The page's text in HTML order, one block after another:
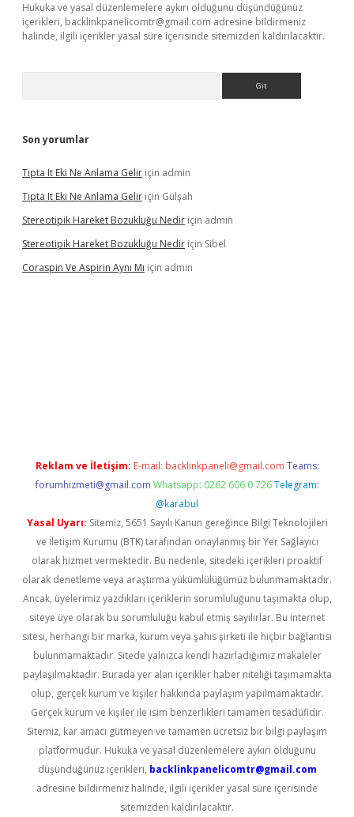
Hukuka ve yasal düzenlemelere aykırı olduğunu düşündüğünüz
içerikleri, backlinkpanelicomtr@gmail.com adresine bildirmeniz
halinde, ilgili içerikler yasal süre içerisinde sitemizden kaldırılacaktır.
Son yorumlar
Tıpta It Eki Ne Anlama Gelir için admin
Tıpta It Eki Ne Anlama Gelir için Gülşah
Stereotipik Hareket Bozukluğu Nedir için admin
Stereotipik Hareket Bozukluğu Nedir için Sibel
Coraspin Ve Aspirin Aynı Mı için admin
Reklam ve İletişim: E-mail: backlinkpaneli@gmail.com Teams:
forumhizmeti@gmail.com Whatsapp: 0262 606 0 726 Telegram:
@karabul
Yasal Uyarı: Sitemiz, 5651 Sayılı Kanun gereğince Bilgi Teknolojileri
ve İletişim Kurumu (BTK) tarafından onaylanmış bir Yer Sağlayıcı
olarak hizmet vermektedir. Bu nedenle, sitedeki içerikleri proaktif
olarak denetleme veya araştırma yükümlülüğümüz bulunmamaktadır.
Ancak, üyelerimiz yazdıkları içeriklerin sorumluluğunu taşımakta olup,
siteye üye olarak bu sorumluluğu kabul etmiş sayılırlar. Bu internet
sitesi, herhangi bir marka, kurum veya şahıs şirketi ile hiçbir bağlantısı
bulunmamaktadır. Sitede yalnızca kendi hazırladığımız makaleler
paylaşılmaktadır. Burada yer alan içerikler haber niteliği taşımamakta
olup, gerçek kurum ve kişiler hakkında paylaşım yapılmamaktadır.
Gerçek kurum ve kişiler ile isim benzerlikleri tamamen tesadüfidir.
Sitemiz, kar amacı gütmeyen ve tamamen ücretsiz bir bilgi paylaşım
platformudur. Hukuka ve yasal düzenlemelere aykırı olduğunu
düşündüğünüz içerikleri, backlinkpanelicomtr@gmail.com
adresine bildirmeniz halinde, ilgili içerikler yasal süre içerisinde
sitemizden kaldırılacaktır.